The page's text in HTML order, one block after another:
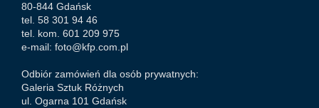
80-844 Gdańsk
tel. 58 301 94 46
tel. kom. 601 209 975
e-mail: foto@kfp.com.pl
Odbiór zamówień dla osób prywatnych:
Galeria Sztuk Różnych
ul. Ogarna 101 Gdańsk